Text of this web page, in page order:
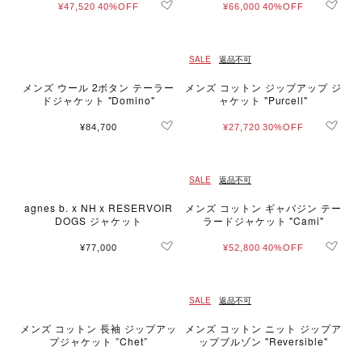
¥47,520 40%OFF ¥66,000 40%OFF
メンズ ウール 2ボタン テーラー
ドジャケット "Domino"
¥84,700
SALE 返品不可
メンズ コットン ジップアップ ジ
ャケット "Purcell"
¥27,720 30%OFF
agnes b. x NH x RESERVOIR
DOGS ジャケット
¥77,000
SALE 返品不可
メンズ コットン ギャバジン テー
ラードジャケット "Cami"
¥52,800 40%OFF
メンズ コットン 長袖 ジップアッ
プジャケット ”Chet”
SALE 返品不可
メンズ コットン ニット ジップア
ップブルゾン "Reversible"